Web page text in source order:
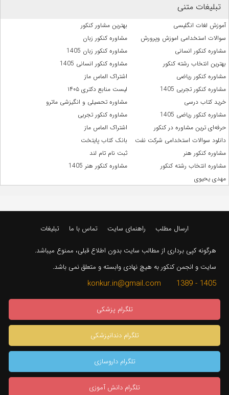
تبلیغات متنی
آموزش لغات انگلیسی
بهترین مشاور کنکور
سوالات استخدامی اموزش وپرورش
مشاوره کنکور زبان
مشاوره کنکور انسانی
مشاوره کنکور زبان 1405
بهترین انتخاب رشته کنکور
مشاوره کنکور انسانی 1405
مشاوره کنکور ریاضی
اشتراک الماس ماز
مشاوره کنکور تجربی 1405
لیست منابع دکتری ۱۴۰۵
خرید کتاب درسی
مشاوره تحصیلی و انگیزشی ماترو
مشاوره کنکور ریاضی 1405
مشاوره کنکور تجربی
حرفه‌ای ترین مشاوره در کنکور
اشتراک الماس ماز
دانلود سوالات استخدامی شرکت نفت
بانک کتاب پایتخت
مشاوره کنکور هنر
ثبت نام تام لند
مشاوره انتخاب رشته کنکور
مشاوره کنکور هنر 1405
مهدی یحیوی
ارسال مطلب راهنمای سایت تماس با ما تبلیغات
هرگونه کپی برداری از مطالب سایت بدون اطلاع قبلی، ممنوع میباشد.
سایت و انجمن کنکور به هیچ نهادی وابسته و متعلق نمی باشد.
1405 - 1389 konkur.in@gmail.com
تلگرام پزشکی
تلگرام دندانپزشکی
تلگرام داروسازی
تلگرام دانش آموزی